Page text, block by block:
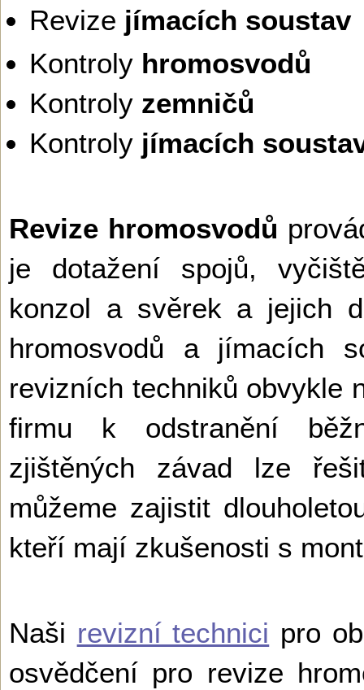
Revize jímacích soustav
Kontroly hromosvodů
Kontroly zemničů
Kontroly jímacích
Revize hromosvodů
je dotažení spojů,
konzol a svěrek a jejich
hromosvodů a jímacích
revizních techniků obvykle
firmu k odstranění
zjištěných závad lze
můžeme zajistit
kteří mají zkušenosti s
Naši revizní technici pro
osvědčení pro revize